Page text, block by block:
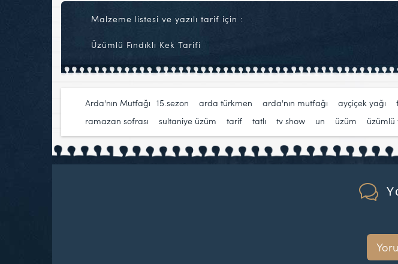
Malzeme listesi ve yazılı tarif için :
Üzümlü Fındıklı Kek Tarifi
Arda'nın Mutfağı 15.sezon arda türkmen arda'nın mutfağı ayçiçek yağı
ramazan sofrası
sultaniye üzüm tarif tatlı tv show un üzüm üzümlü